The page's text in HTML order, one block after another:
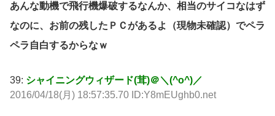
あんな動機で飛行機爆破するなんか、相当のサイコなはず
なのに、お前の残したＰＣがあるよ（現物未確認）でペラ
ペラ自白するからなｗ
39: シャイニングウィザード(茸)＠＼(^o^)／
2016/04/18(月) 18:57:35.70 ID:Y8mEUghb0.net